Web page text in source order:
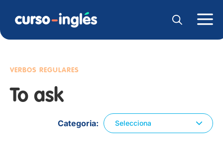
VERBOS REGULARES
To ask
Categoria Selecciona